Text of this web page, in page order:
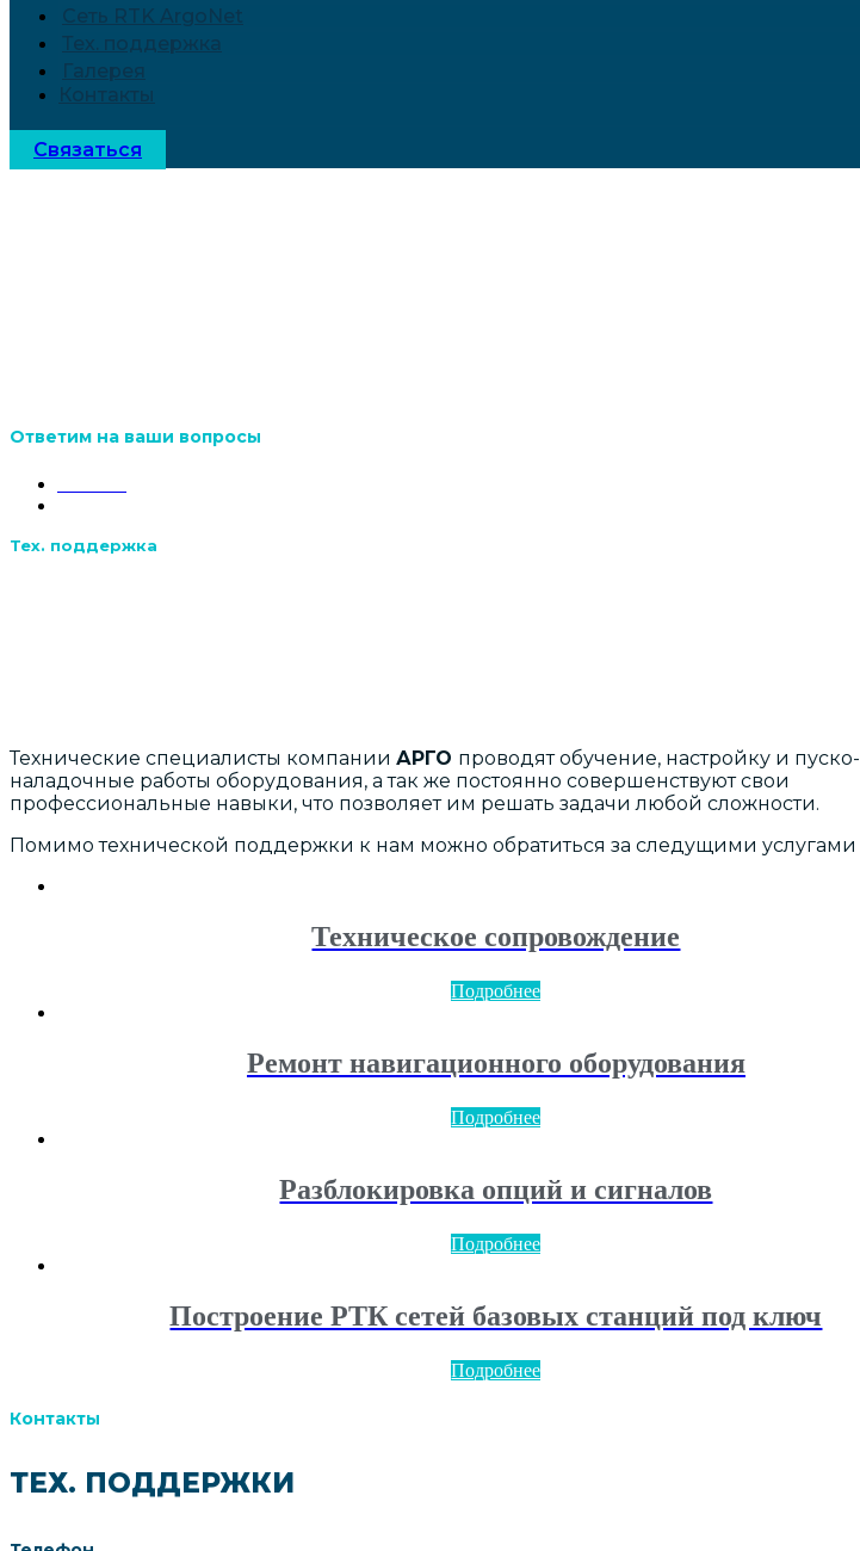
Сеть RTK ArgoNet
Тех. поддержка
Галерея
Контакты
Связаться
Ответим на ваши вопросы
Тех. поддержка
Технические специалисты компании АРГО проводят обучение, настройку и пуско-
наладочные работы оборудования, а так же постоянно совершенствуют свои
профессиональные навыки, что позволяет им решать задачи любой сложности.
Помимо технической поддержки к нам можно обратиться за следущими услугами
Техническое сопровождение
Подробнее
Ремонт навигационного оборудования
Подробнее
Разблокировка опций и сигналов
Подробнее
Построение РТК сетей базовых станций под ключ
Подробнее
Контакты
ТЕХ. ПОДДЕРЖКИ